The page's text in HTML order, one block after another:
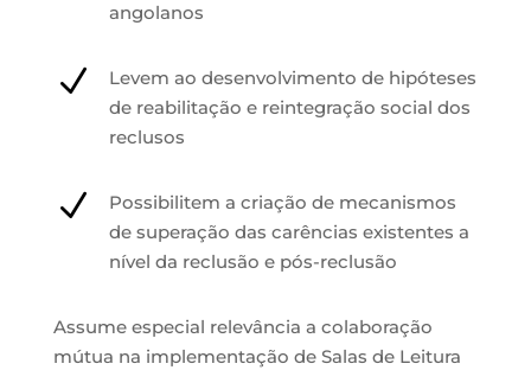
angolanos
N
Levem ao desenvolvimento de hipóteses
de reabilitação e reintegração social dos
reclusos
N
Possibilitem a criação de mecanismos
de superação das carências existentes a
nível da reclusão e pós-reclusão
Assume especial relevância a colaboração
mútua na implementação de Salas de Leitura